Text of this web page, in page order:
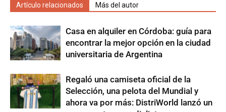
Artículo relacionados Más del autor
Casa en alquiler en Córdoba: guía para
encontrar la mejor opción en la ciudad
universitaria de Argentina
Regaló una camiseta oficial de la
Selección, una pelota del Mundial y
ahora va por más: DistriWorld lanzó un